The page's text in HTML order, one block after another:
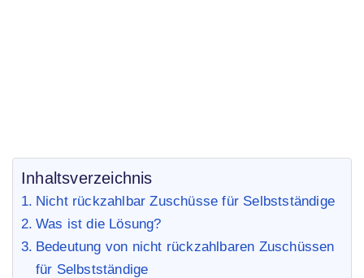
Inhaltsverzeichnis
Nicht rückzahlbar Zuschüsse für Selbstständige
Was ist die Lösung?
Bedeutung von nicht rückzahlbaren Zuschüssen
für Selbstständige